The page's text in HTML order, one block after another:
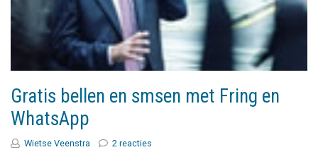
Gratis bellen en smsen met Fring en
WhatsApp
Wietse Veenstra 2 reacties